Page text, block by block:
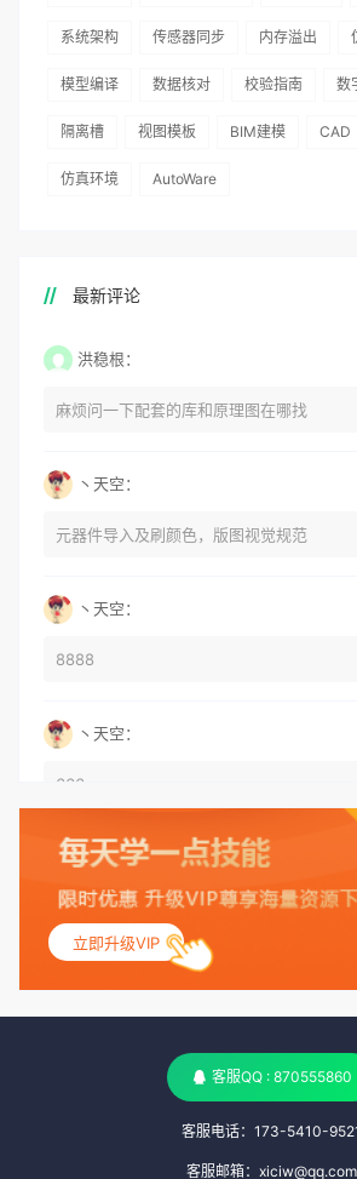
系统架构 传感器同步 内存溢出
模型编译 数据核对 校验指南 数
隔离槽 视图模板 BIM建模 CAD
仿真环境 AutoWare
最新评论
洪稳根：
麻烦问一下配套的库和原理图在哪找
丶天空：
元器件导入及刷颜色，版图视觉规范
丶天空：
8888
丶天空：
666
丶天空：
555
立即升级VIP
客服QQ : 870555860
客服电话：173-5410-
客服邮箱：xiciw@qq.com